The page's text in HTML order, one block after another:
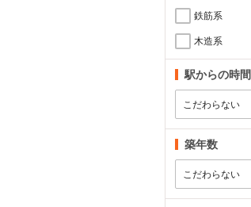
鉄筋系
木造系
駅からの時間
築年数